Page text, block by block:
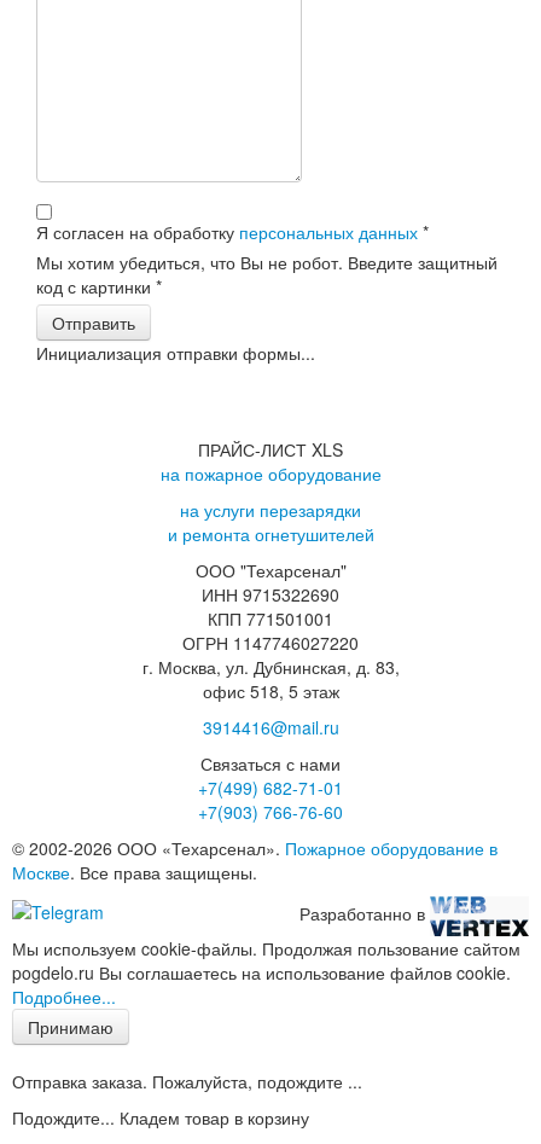
Я согласен на обработку персональных данных *
Мы хотим убедиться, что Вы не робот. Введите защитный
код с картинки *
Отправить
Инициализация отправки формы...
ПРАЙС-ЛИСТ XLS
на пожарное оборудование
на услуги перезарядки
и ремонта огнетушителей
ООО "Техарсенал"
ИНН 9715322690
КПП 771501001
ОГРН 1147746027220
г. Москва, ул. Дубнинская, д. 83,
офис 518, 5 этаж
3914416@mail.ru
Связаться с нами
+7(499) 682-71-01
+7(903) 766-76-60
© 2002-2026 ООО «Техарсенал». Пожарное оборудование в
Москве. Все права защищены.
Разработанно в
Мы используем cookie-файлы. Продолжая пользование сайтом
pogdelo.ru Вы соглашаетесь на использование файлов cookie.
Подробнее...
Принимаю
Отправка заказа. Пожалуйста, подождите ...
Подождите... Кладем товар в корзину